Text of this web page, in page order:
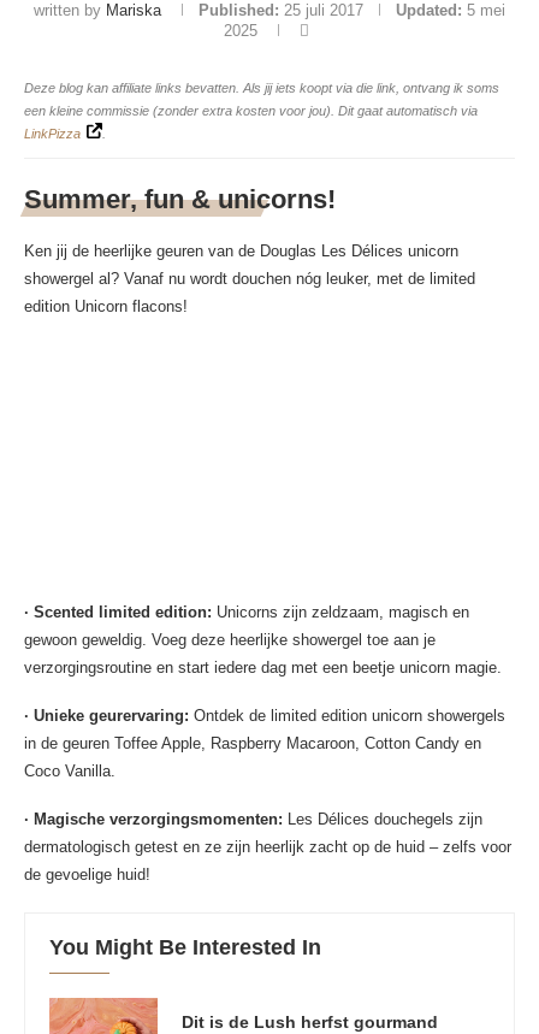
written by Mariska Published: 25 juli 2017 Updated: 5 mei
2025
Deze blog kan affiliate links bevatten. Als jij iets koopt via die link, ontvang ik soms
een kleine commissie (zonder extra kosten voor jou). Dit gaat automatisch via
LinkPizza
Summer, fun & unicorns!
Ken jij de heerlijke geuren van de Douglas Les Délices unicorn
showergel al? Vanaf nu wordt douchen nóg leuker, met de limited
edition Unicorn flacons!
· Scented limited edition: Unicorns zijn zeldzaam, magisch en
gewoon geweldig. Voeg deze heerlijke showergel toe aan je
verzorgingsroutine en start iedere dag met een beetje unicorn magie.
· Unieke geurervaring: Ontdek de limited edition unicorn showergels
in de geuren Toffee Apple, Raspberry Macaroon, Cotton Candy en
Coco Vanilla.
· Magische verzorgingsmomenten: Les Délices douchegels zijn
dermatologisch getest en ze zijn heerlijk zacht op de huid – zelfs voor
de gevoelige huid!
You Might Be Interested In
Dit is de Lush herfst gourmand